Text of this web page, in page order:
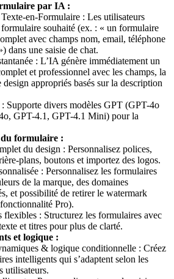
par IA :
en-Formulaire : Les utilisateurs
souhaité (ex. : « un formulaire
avec champs nom, email, téléphone
dans une saisie de chat.
: L’IA génère immédiatement un
et professionnel avec les champs, la
appropriés basés sur la description
Supporte divers modèles GPT (GPT-4o
GPT-4.1, GPT-4.1 Mini) pour la
formulaire :
du design : Personnalisez polices,
plans, boutons et importez des logos.
: Personnalisez les formulaires
de la marque, des domaines
et possibilité de retirer le watermark
Pro).
flexibles : Structurez les formulaires avec
et titres pour plus de clarté.
et logique :
& logique conditionnelle : Créez
intelligents qui s’adaptent selon les
utilisateurs.